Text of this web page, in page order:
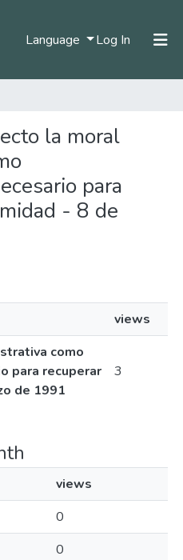
Language Log In (current)
Communities & Collections
la moral
para
- 8 de
views
como
para recuperar
de 1991
3
views
0
0